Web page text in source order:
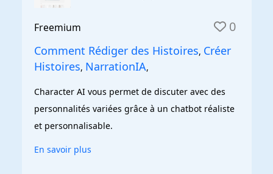
Freemium 0
Comment Rédiger des Histoires, Créer
Histoires, NarrationIA,
Character AI vous permet de discuter avec des
personnalités variées grâce à un chatbot réaliste
et personnalisable.
En savoir plus